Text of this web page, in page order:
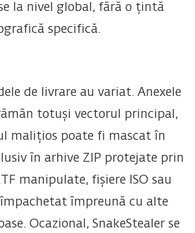
la nivel global, fără o țintă
specifică.
de livrare au variat. Anexele
totuși vectorul principal,
malițios poate fi mascat în
în arhive ZIP protejate prin
manipulate, fișiere ISO sau
împreună cu alte
Ocazional, SnakeStealer se